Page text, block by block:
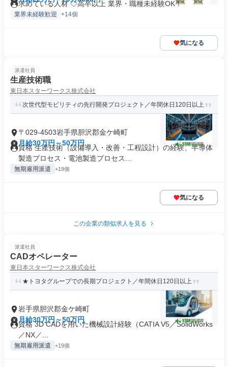
求めている人材 ◇高卒以上 業界・職種未経験OK！
業界未経験歓迎 +14個
気になる
派遣社員
生産技術職
東日本スターワークス株式会社
次世代型モビリティの先行開発プロジェクト／年間休日120日以上
〒029-4503岩手県胆沢郡金ケ崎町
月給30万円～50万円
資格 生産技術（設備導入・改善・工程設計）の経験、半導体
製造プロセス・電池製造プロセス...
無期雇用派遣 +19個
気になる
この企業の類似求人を見る
派遣社員
CADオペレーター
東日本スターワークス株式会社
★トヨタグループでの長期プロジェクト／年間休日120日以上
岩手県胆沢郡金ケ崎町
月給30万円～50万円
資格 3D CADを用いた機械設計経験（CATIA V5／SolidWorks
／NX／...
無期雇用派遣 +19個